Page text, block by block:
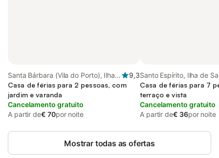
Santa Bárbara (Vila do Porto), Ilha
de Santa Maria
9,3
Casa de férias para 2 pessoas, com
jardim e varanda
Cancelamento gratuito
A partir de€ 70por noite
Santo Espírito, Ilha de
Casa de férias para 7
terraço e vista
Cancelamento gratuito
A partir de€ 36por noite
Mostrar todas as ofertas